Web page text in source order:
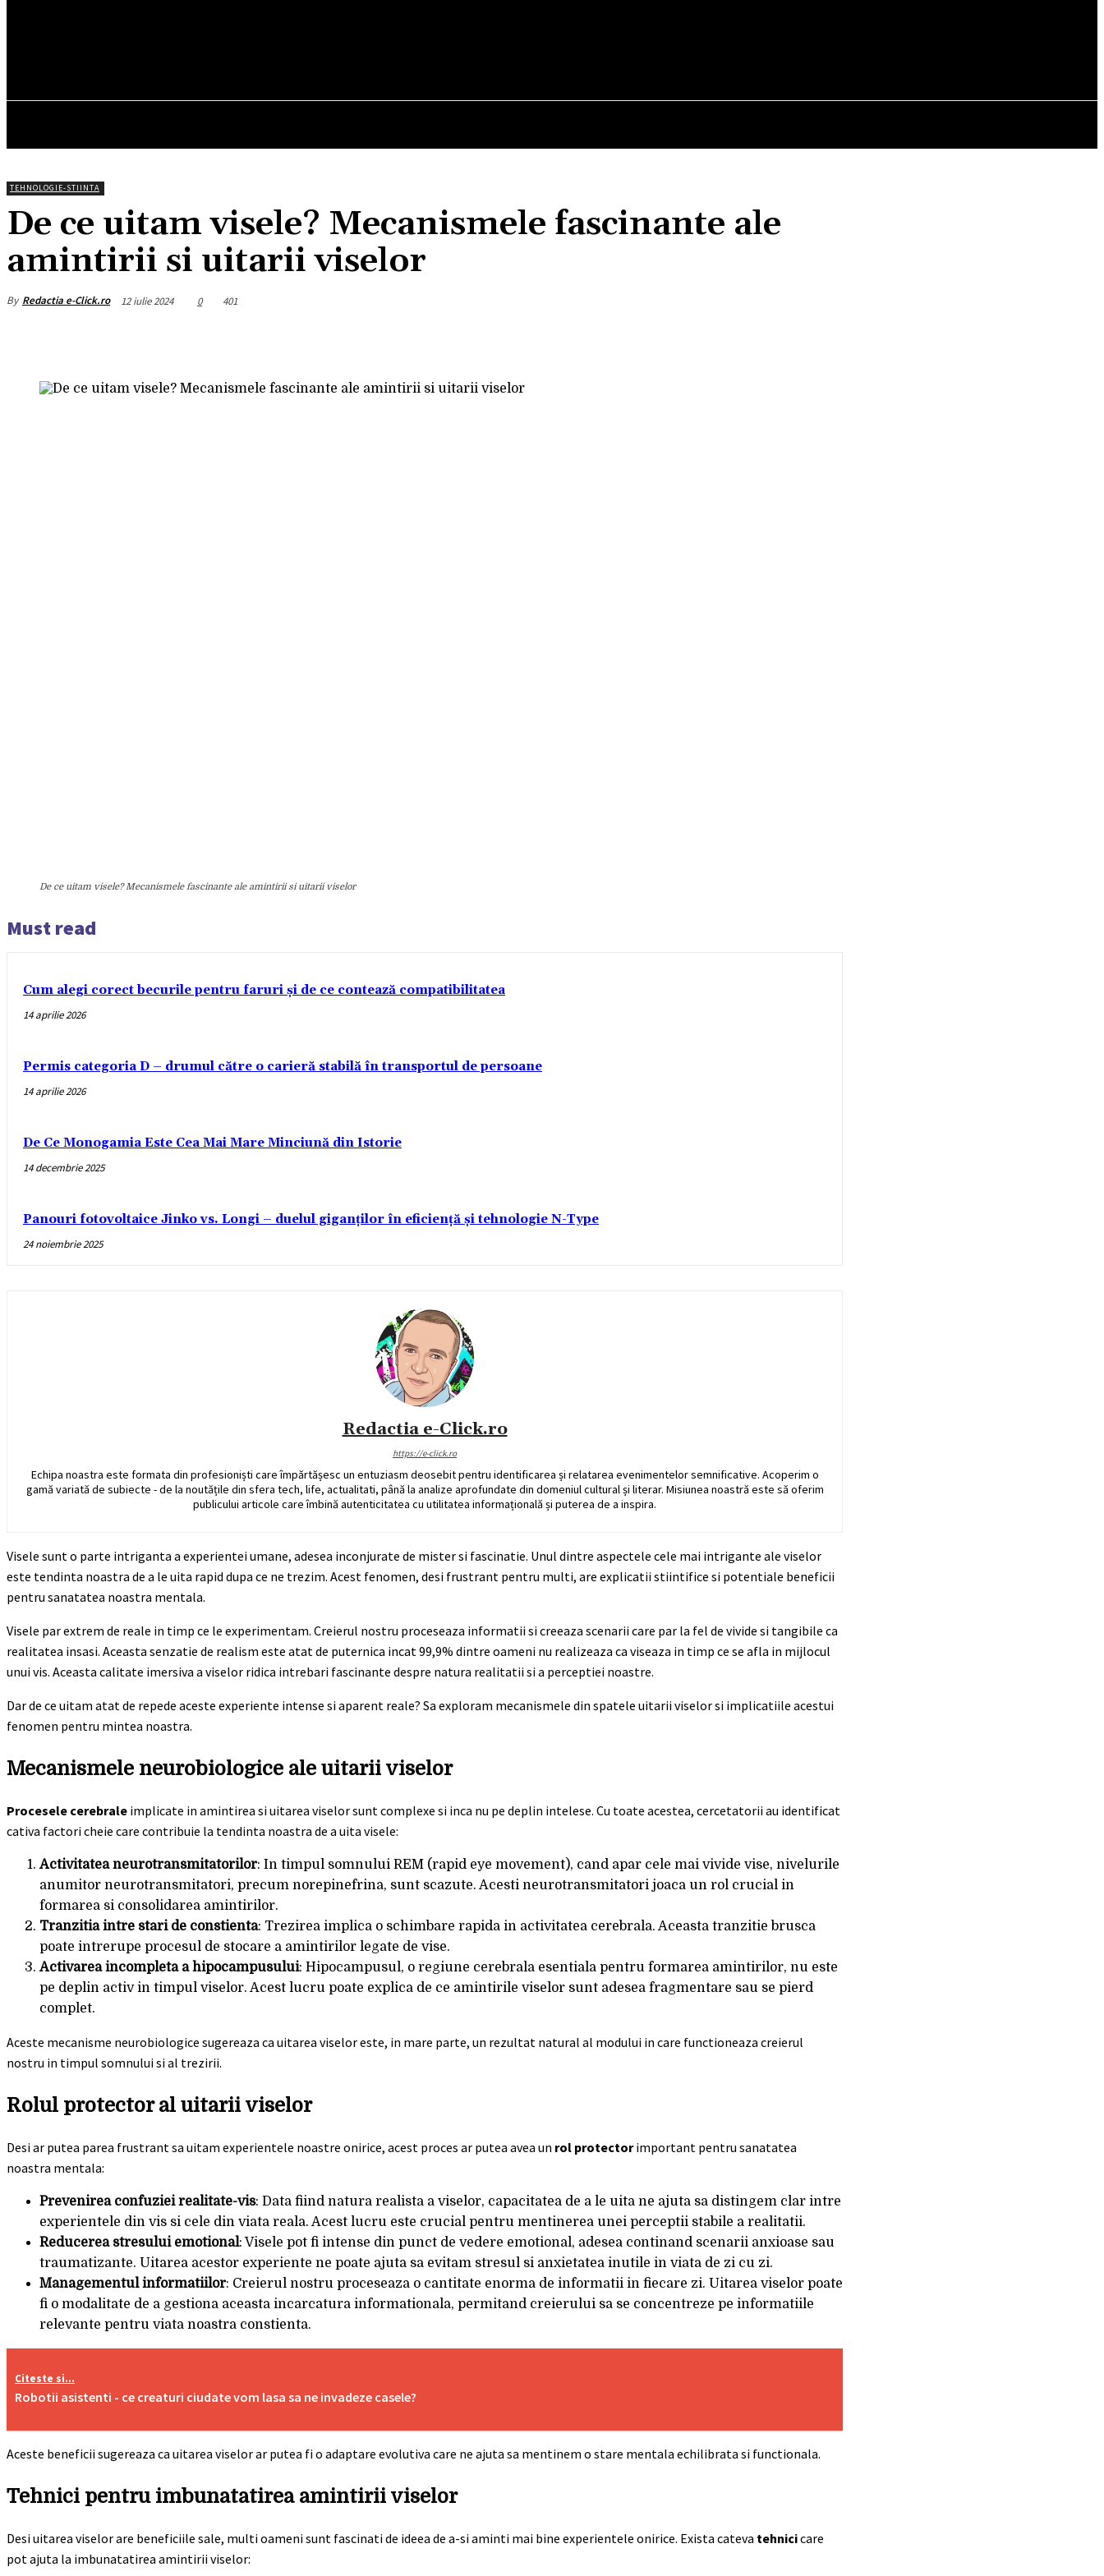
TEHNOLOGIE-STIINTA
De ce uitam visele? Mecanismele fascinante ale
amintirii si uitarii viselor
By Redactia e-Click.ro 12 iulie 2024 0 401
De ce uitam visele? Mecanismele fascinante ale amintirii si uitarii viselor
Must read
Cum alegi corect becurile pentru faruri și de ce contează compatibilitatea
14 aprilie 2026
Permis categoria D – drumul către o carieră stabilă în transportul de persoane
14 aprilie 2026
De Ce Monogamia Este Cea Mai Mare Minciună din Istorie
14 decembrie 2025
Panouri fotovoltaice Jinko vs. Longi – duelul giganților în eficiență și tehnologie N-Type
24 noiembrie 2025
Redactia e-Click.ro
https://e-click.ro
Echipa noastra este formata din profesioniști care împărtășesc un entuziasm deosebit pentru identificarea și relatarea evenimentelor semnificative. Acoperim o
gamă variată de subiecte - de la noutățile din sfera tech, life, actualitati, până la analize aprofundate din domeniul cultural și literar. Misiunea noastră este să oferim
publicului articole care îmbină autenticitatea cu utilitatea informațională și puterea de a inspira.
Visele sunt o parte intriganta a experientei umane, adesea inconjurate de mister si fascinatie. Unul dintre aspectele cele mai intrigante ale viselor
este tendinta noastra de a le uita rapid dupa ce ne trezim. Acest fenomen, desi frustrant pentru multi, are explicatii stiintifice si potentiale beneficii
pentru sanatatea noastra mentala.
Visele par extrem de reale in timp ce le experimentam. Creierul nostru proceseaza informatii si creeaza scenarii care par la fel de vivide si tangibile ca
realitatea insasi. Aceasta senzatie de realism este atat de puternica incat 99,9% dintre oameni nu realizeaza ca viseaza in timp ce se afla in mijlocul
unui vis. Aceasta calitate imersiva a viselor ridica intrebari fascinante despre natura realitatii si a perceptiei noastre.
Dar de ce uitam atat de repede aceste experiente intense si aparent reale? Sa exploram mecanismele din spatele uitarii viselor si implicatiile acestui
fenomen pentru mintea noastra.
Mecanismele neurobiologice ale uitarii viselor
Procesele cerebrale implicate in amintirea si uitarea viselor sunt complexe si inca nu pe deplin intelese. Cu toate acestea, cercetatorii au identificat
cativa factori cheie care contribuie la tendinta noastra de a uita visele:
Activitatea neurotransmitatorilor: In timpul somnului REM (rapid eye movement), cand apar cele mai vivide vise, nivelurile
anumitor neurotransmitatori, precum norepinefrina, sunt scazute. Acesti neurotransmitatori joaca un rol crucial in
formarea si consolidarea amintirilor.
Tranzitia intre stari de constienta: Trezirea implica o schimbare rapida in activitatea cerebrala. Aceasta tranzitie brusca
poate intrerupe procesul de stocare a amintirilor legate de vise.
Activarea incompleta a hipocampusului: Hipocampusul, o regiune cerebrala esentiala pentru formarea amintirilor, nu este
pe deplin activ in timpul viselor. Acest lucru poate explica de ce amintirile viselor sunt adesea fragmentare sau se pierd
complet.
Aceste mecanisme neurobiologice sugereaza ca uitarea viselor este, in mare parte, un rezultat natural al modului in care functioneaza creierul
nostru in timpul somnului si al trezirii.
Rolul protector al uitarii viselor
Desi ar putea parea frustrant sa uitam experientele noastre onirice, acest proces ar putea avea un rol protectorimportant pentru sanatatea
noastra mentala:
Prevenirea confuziei realitate-vis: Data fiind natura realista a viselor, capacitatea de a le uita ne ajuta sa distingem clar intre
experientele din vis si cele din viata reala. Acest lucru este crucial pentru mentinerea unei perceptii stabile a realitatii.
Reducerea stresului emotional: Visele pot fi intense din punct de vedere emotional, adesea continand scenarii anxioase sau
traumatizante. Uitarea acestor experiente ne poate ajuta sa evitam stresul si anxietatea inutile in viata de zi cu zi.
Managementul informatiilor: Creierul nostru proceseaza o cantitate enorma de informatii in fiecare zi. Uitarea viselor poate
fi o modalitate de a gestiona aceasta incarcatura informationala, permitand creierului sa se concentreze pe informatiile
relevante pentru viata noastra constienta.
Citeste si...
Robotii asistenti - ce creaturi ciudate vom lasa sa ne invadeze casele?
Aceste beneficii sugereaza ca uitarea viselor ar putea fi o adaptare evolutiva care ne ajuta sa mentinem o stare mentala echilibrata si functionala.
Tehnici pentru imbunatatirea amintirii viselor
Desi uitarea viselor are beneficiile sale, multi oameni sunt fascinati de ideea de a-si aminti mai bine experientele onirice. Exista cateva tehnicicare
pot ajuta la imbunatatirea amintirii viselor: